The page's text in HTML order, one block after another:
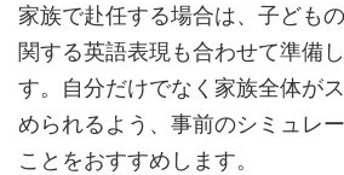
家族で赴任する場合は、子ども
関する英語表現も合わせて準備
す。自分だけでなく家族全体が
められるよう、事前のシミュレ
ことをおすすめします。